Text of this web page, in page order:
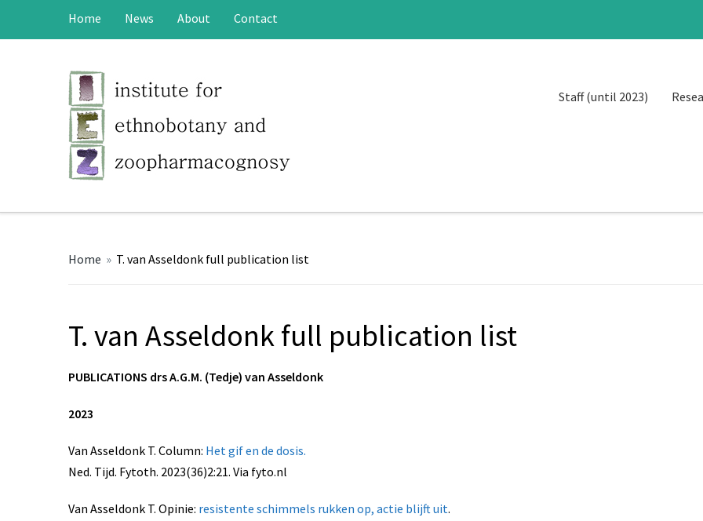
Home News About Contact
Staff (until 2023)
Home » T. van Asseldonk full publication list
T. van Asseldonk full publication list
PUBLICATIONS drs A.G.M. (Tedje) van Asseldonk
2023
Van Asseldonk T. Column: Het gif en de dosis.
Ned. Tijd. Fytoth. 2023(36)2:21. Via fyto.nl
Van Asseldonk T. Opinie: resistente schimmels rukken op, actie blijft uit.